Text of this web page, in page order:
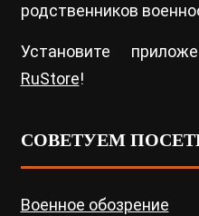
родственников
Установите
RuStore!
СОВЕТУЕМ
Военное обозрение